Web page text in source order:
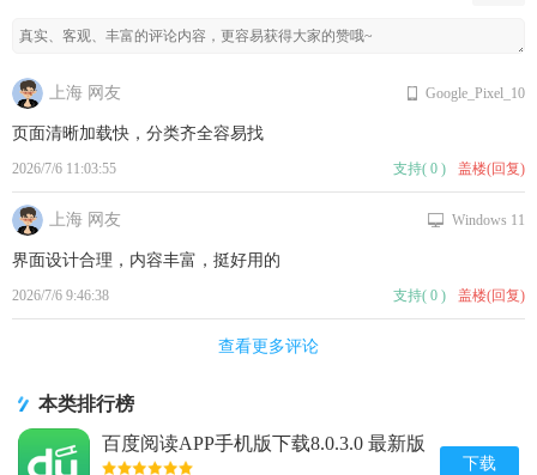
上海 网友
2026/7/6 11:03:55
页面清晰加载快，分类齐全容易找
Google_Pixel_10
支持( 0 ) 盖楼(回复)
上海 网友
2026/7/6 9:46:38
界面设计合理，内容丰富，挺好用的
Windows 11
支持( 0 ) 盖楼(回复)
查看更多评论
本类排行榜
百度阅读APP手机版下载8.0.3.0 最新版
下载